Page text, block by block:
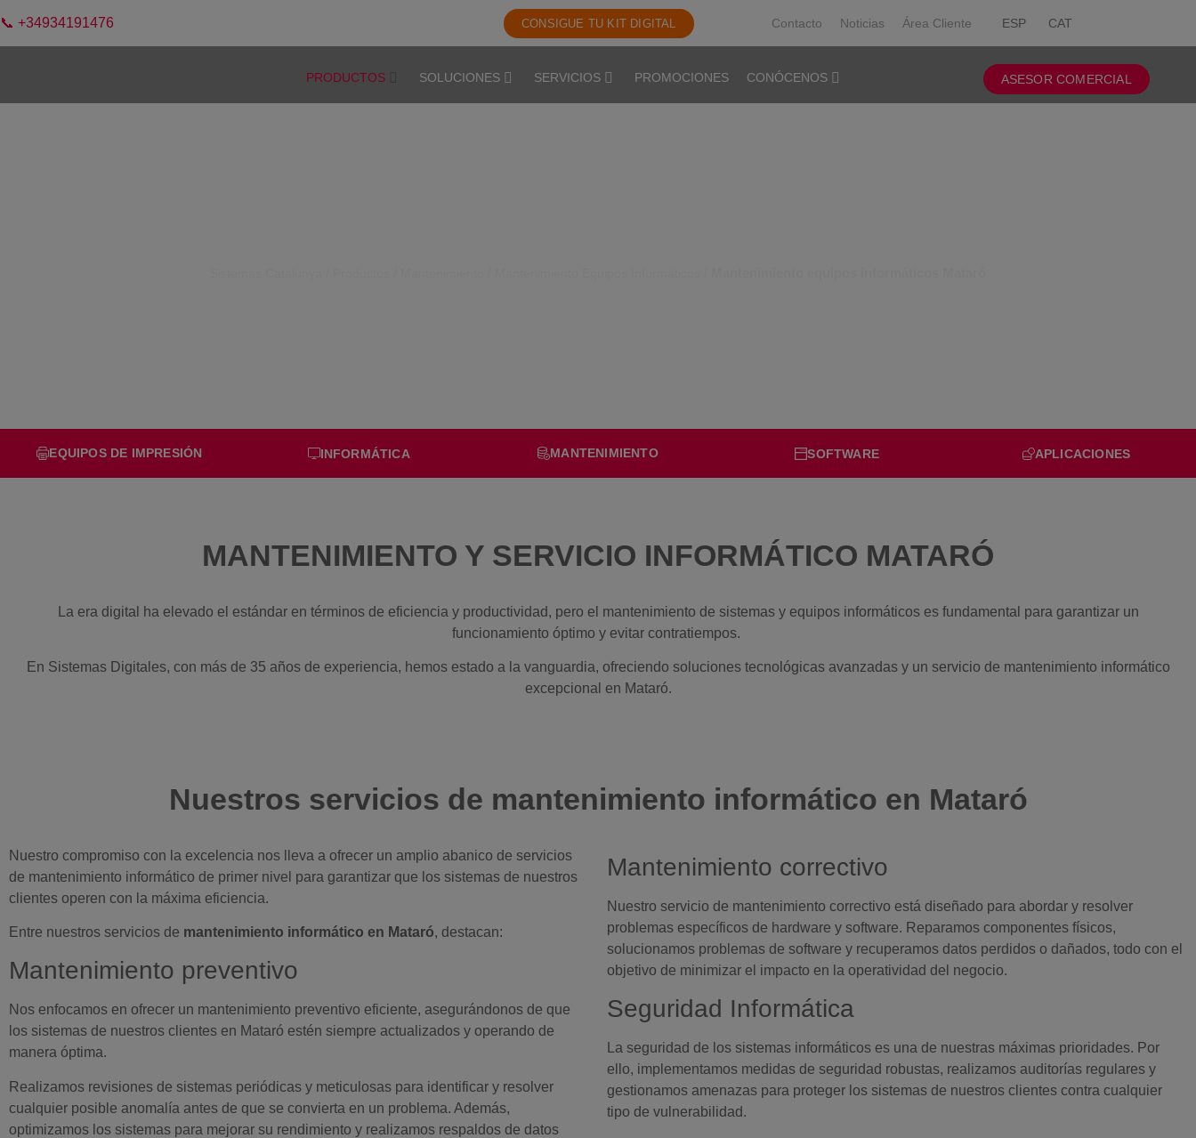
📞 +34934191476 CONSIGUE TU KIT DIGITAL Contacto Noticias Área Cliente ESP CAT
PRODUCTOS SOLUCIONES SERVICIOS PROMOCIONES CONÓCENOS ASESOR COMERCIAL
EQUIPOS DE IMPRESIÓN INFORMÁTICA MANTENIMIENTO SOFTWARE APLICACIONES
MANTENIMIENTO Y SERVICIO INFORMÁTICO MATARÓ
La era digital ha elevado el estándar en términos de eficiencia y productividad, pero el mantenimiento de sistemas y equipos informáticos es fundamental para garantizar un
funcionamiento óptimo y evitar contratiempos.
En Sistemas Digitales, con más de 35 años de experiencia, hemos estado a la vanguardia, ofreciendo soluciones tecnológicas avanzadas y un servicio de mantenimiento informático
excepcional en Mataró.
Nuestros servicios de mantenimiento informático en Mataró
Nuestro compromiso con la excelencia nos lleva a ofrecer un amplio abanico de servicios
de mantenimiento informático de primer nivel para garantizar que los sistemas de nuestros
clientes operen con la máxima eficiencia.
Entre nuestros servicios de mantenimiento informático en Mataró, destacan:
Mantenimiento preventivo
Nos enfocamos en ofrecer un mantenimiento preventivo eficiente, asegurándonos de que
los sistemas de nuestros clientes en Mataró estén siempre actualizados y operando de
manera óptima.
Realizamos revisiones de sistemas periódicas y meticulosas para identificar y resolver
cualquier posible anomalía antes de que se convierta en un problema. Además,
optimizamos los sistemas para mejorar su rendimiento y realizamos respaldos de datos
Mantenimiento correctivo
Nuestro servicio de mantenimiento correctivo está diseñado para abordar y resolver
problemas específicos de hardware y software. Reparamos componentes físicos,
solucionamos problemas de software y recuperamos datos perdidos o dañados, todo con el
objetivo de minimizar el impacto en la operatividad del negocio.
Seguridad Informática
La seguridad de los sistemas informáticos es una de nuestras máximas prioridades. Por
ello, implementamos medidas de seguridad robustas, realizamos auditorías regulares y
gestionamos amenazas para proteger los sistemas de nuestros clientes contra cualquier
tipo de vulnerabilidad.